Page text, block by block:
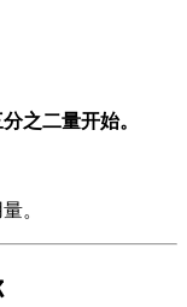
之二量开始。
。